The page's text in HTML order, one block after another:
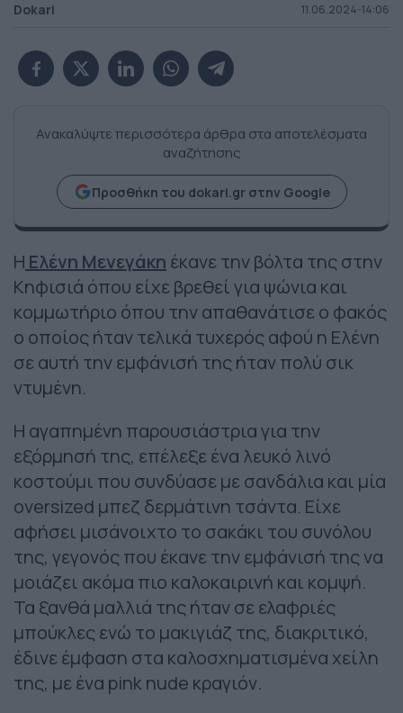
Dokari 11.06.2024-14:06
Ανακαλύψτε περισσότερα άρθρα στα αποτελέσματα
αναζήτησης
Προσθήκη του dokari.gr στην Google
H Ελένη Μενεγάκη έκανε την βόλτα της στην
Κηφισιά όπου είχε βρεθεί για ψώνια και
κομμωτήριο όπου την απαθανάτισε ο φακός
ο οποίος ήταν τελικά τυχερός αφού η Ελένη
σε αυτή την εμφάνισή της ήταν πολύ σικ
ντυμένη.
Η αγαπημένη παρουσιάστρια για την
εξόρμησή της, επέλεξε ένα λευκό λινό
κοστούμι που συνδύασε με σανδάλια και μία
oversized μπεζ δερμάτινη τσάντα. Είχε
αφήσει μισάνοιχτο το σακάκι του συνόλου
της, γεγονός που έκανε την εμφάνισή της να
μοιάζει ακόμα πιο καλοκαιρινή και κομψή.
Τα ξανθά μαλλιά της ήταν σε ελαφριές
μπούκλες ενώ το μακιγιάζ της, διακριτικό,
έδινε έμφαση στα καλοσχηματισμένα χείλη
της, με ένα pink nude κραγιόν.